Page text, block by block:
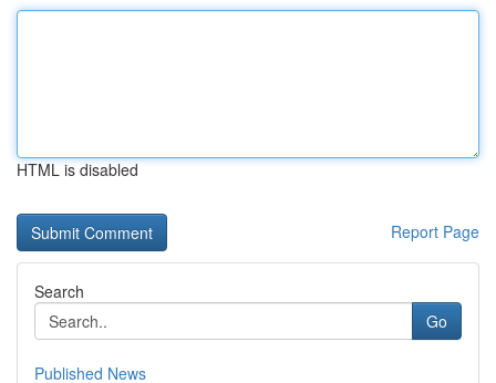
HTML is disabled
Report Page
Search
Go
Published News